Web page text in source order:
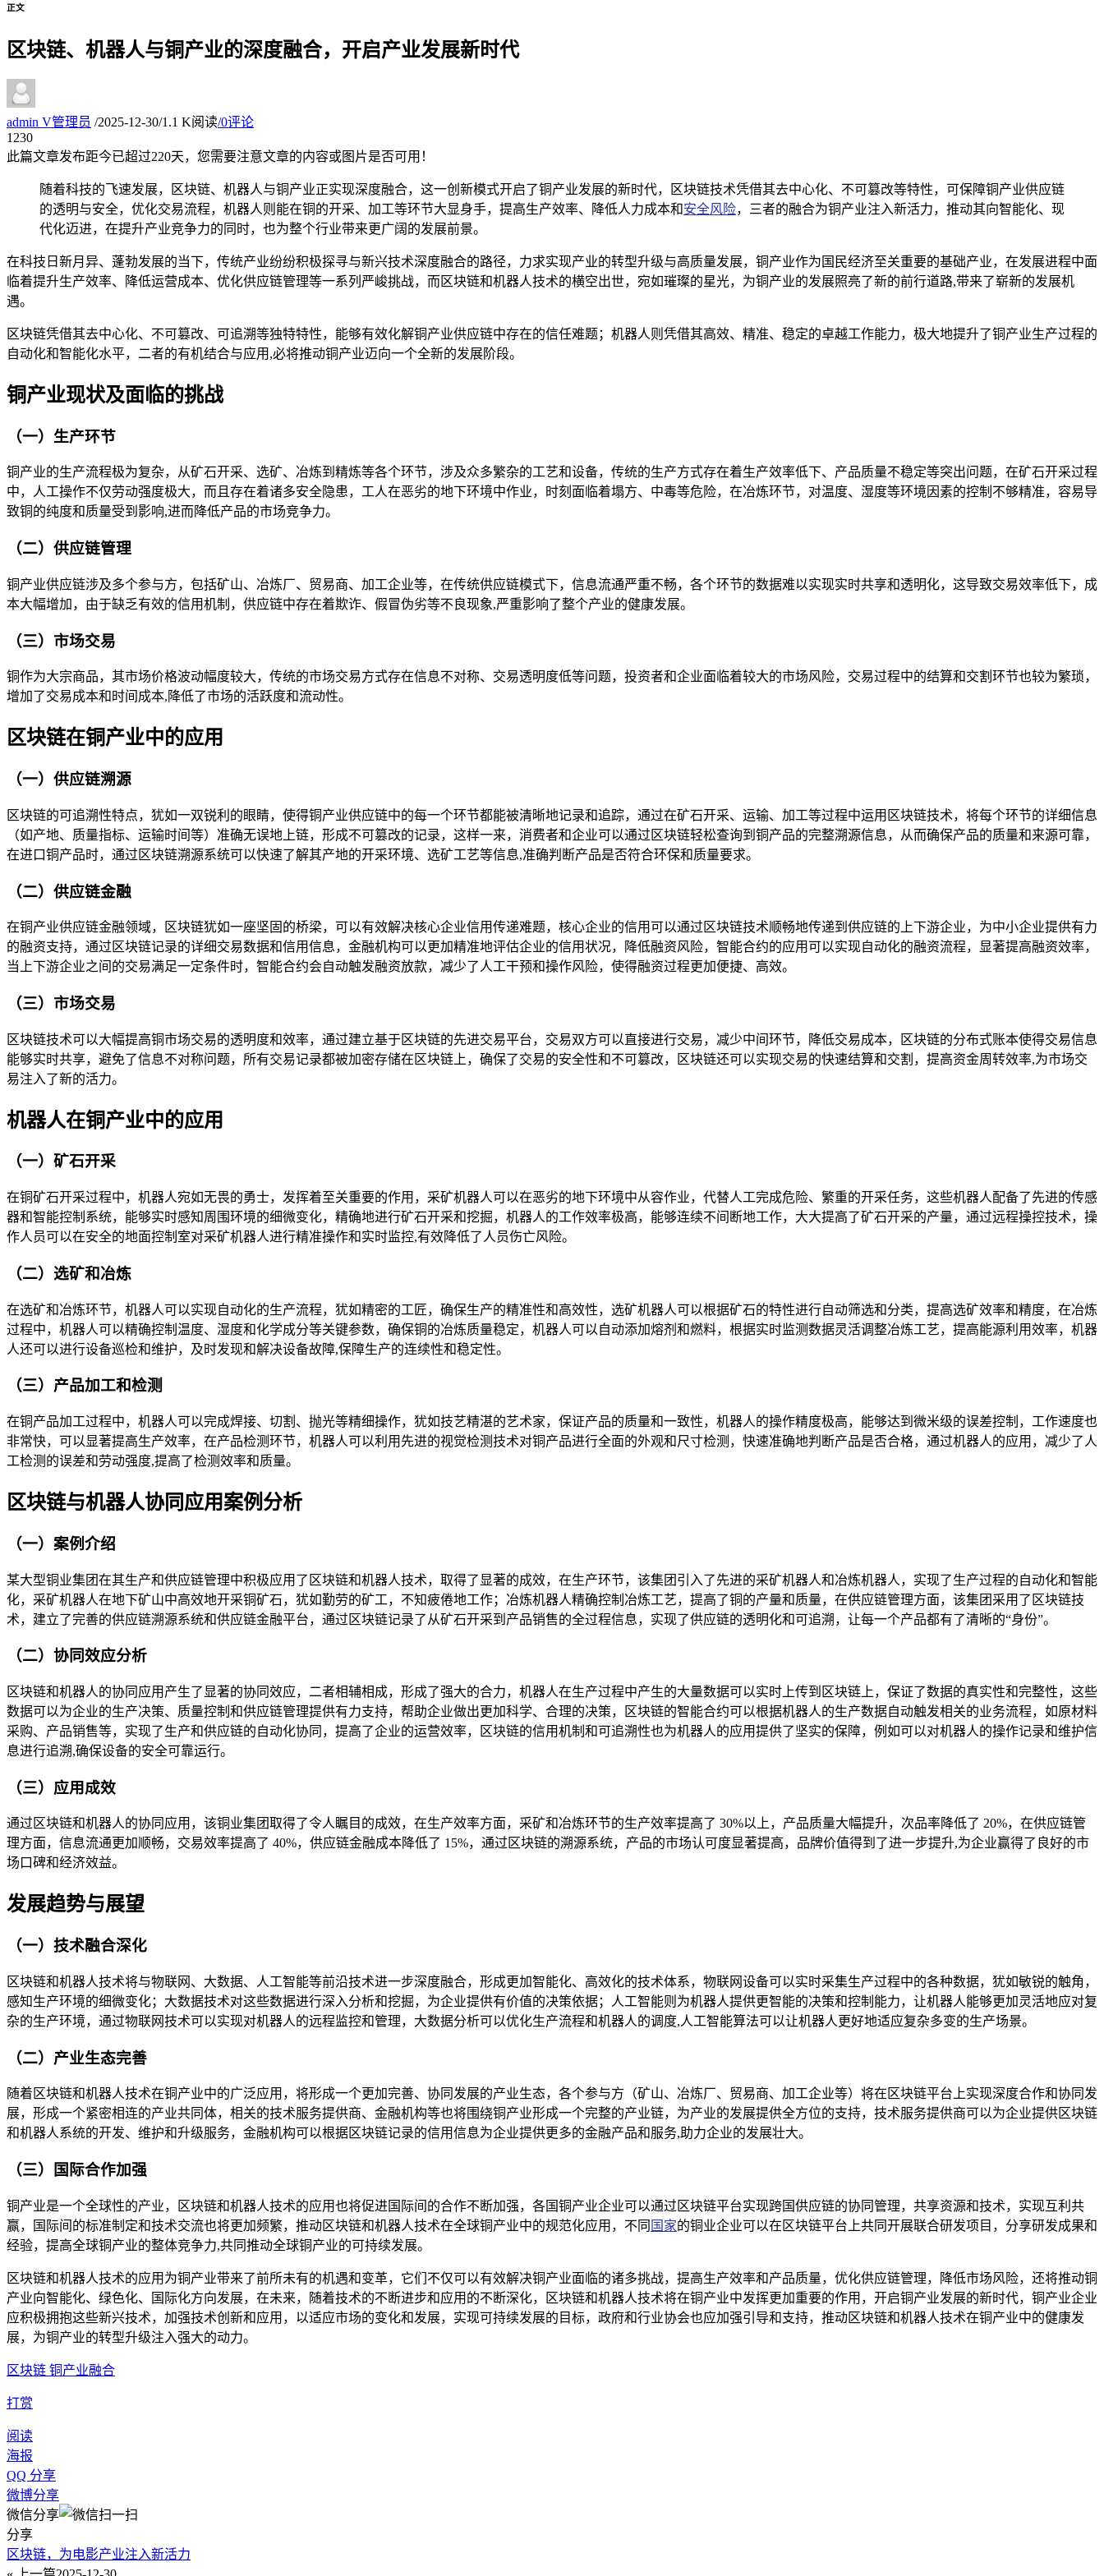
正文
区块链、机器人与铜产业的深度融合，开启产业发展新时代
admin V管理员 /2025-12-30/1.1 K阅读/0评论
1230
此篇文章发布距今已超过220天，您需要注意文章的内容或图片是否可用！
随着科技的飞速发展，区块链、机器人与铜产业正实现深度融合，这一创新模式开启了铜产业发展的新时代，区块链技术凭借其去中心化、不可篡改等特性，可保障铜产业供应链
的透明与安全，优化交易流程，机器人则能在铜的开采、加工等环节大显身手，提高生产效率、降低人力成本和安全风险，三者的融合为铜产业注入新活力，推动其向智能化、现
代化迈进，在提升产业竞争力的同时，也为整个行业带来更广阔的发展前景。
在科技日新月异、蓬勃发展的当下，传统产业纷纷积极探寻与新兴技术深度融合的路径，力求实现产业的转型升级与高质量发展，铜产业作为国民经济至关重要的基础产业，在发展进程中面
临着提升生产效率、降低运营成本、优化供应链管理等一系列严峻挑战，而区块链和机器人技术的横空出世，宛如璀璨的星光，为铜产业的发展照亮了新的前行道路,带来了崭新的发展机
遇。
区块链凭借其去中心化、不可篡改、可追溯等独特特性，能够有效化解铜产业供应链中存在的信任难题；机器人则凭借其高效、精准、稳定的卓越工作能力，极大地提升了铜产业生产过程的
自动化和智能化水平，二者的有机结合与应用,必将推动铜产业迈向一个全新的发展阶段。
铜产业现状及面临的挑战
（一）生产环节
铜产业的生产流程极为复杂，从矿石开采、选矿、冶炼到精炼等各个环节，涉及众多繁杂的工艺和设备，传统的生产方式存在着生产效率低下、产品质量不稳定等突出问题，在矿石开采过程
中，人工操作不仅劳动强度极大，而且存在着诸多安全隐患，工人在恶劣的地下环境中作业，时刻面临着塌方、中毒等危险，在冶炼环节，对温度、湿度等环境因素的控制不够精准，容易导
致铜的纯度和质量受到影响,进而降低产品的市场竞争力。
（二）供应链管理
铜产业供应链涉及多个参与方，包括矿山、冶炼厂、贸易商、加工企业等，在传统供应链模式下，信息流通严重不畅，各个环节的数据难以实现实时共享和透明化，这导致交易效率低下，成
本大幅增加，由于缺乏有效的信用机制，供应链中存在着欺诈、假冒伪劣等不良现象,严重影响了整个产业的健康发展。
（三）市场交易
铜作为大宗商品，其市场价格波动幅度较大，传统的市场交易方式存在信息不对称、交易透明度低等问题，投资者和企业面临着较大的市场风险，交易过程中的结算和交割环节也较为繁琐，
增加了交易成本和时间成本,降低了市场的活跃度和流动性。
区块链在铜产业中的应用
（一）供应链溯源
区块链的可追溯性特点，犹如一双锐利的眼睛，使得铜产业供应链中的每一个环节都能被清晰地记录和追踪，通过在矿石开采、运输、加工等过程中运用区块链技术，将每个环节的详细信息
（如产地、质量指标、运输时间等）准确无误地上链，形成不可篡改的记录，这样一来，消费者和企业可以通过区块链轻松查询到铜产品的完整溯源信息，从而确保产品的质量和来源可靠，
在进口铜产品时，通过区块链溯源系统可以快速了解其产地的开采环境、选矿工艺等信息,准确判断产品是否符合环保和质量要求。
（二）供应链金融
在铜产业供应链金融领域，区块链犹如一座坚固的桥梁，可以有效解决核心企业信用传递难题，核心企业的信用可以通过区块链技术顺畅地传递到供应链的上下游企业，为中小企业提供有力
的融资支持，通过区块链记录的详细交易数据和信用信息，金融机构可以更加精准地评估企业的信用状况，降低融资风险，智能合约的应用可以实现自动化的融资流程，显著提高融资效率，
当上下游企业之间的交易满足一定条件时，智能合约会自动触发融资放款，减少了人工干预和操作风险，使得融资过程更加便捷、高效。
（三）市场交易
区块链技术可以大幅提高铜市场交易的透明度和效率，通过建立基于区块链的先进交易平台，交易双方可以直接进行交易，减少中间环节，降低交易成本，区块链的分布式账本使得交易信息
能够实时共享，避免了信息不对称问题，所有交易记录都被加密存储在区块链上，确保了交易的安全性和不可篡改，区块链还可以实现交易的快速结算和交割，提高资金周转效率,为市场交
易注入了新的活力。
机器人在铜产业中的应用
（一）矿石开采
在铜矿石开采过程中，机器人宛如无畏的勇士，发挥着至关重要的作用，采矿机器人可以在恶劣的地下环境中从容作业，代替人工完成危险、繁重的开采任务，这些机器人配备了先进的传感
器和智能控制系统，能够实时感知周围环境的细微变化，精确地进行矿石开采和挖掘，机器人的工作效率极高，能够连续不间断地工作，大大提高了矿石开采的产量，通过远程操控技术，操
作人员可以在安全的地面控制室对采矿机器人进行精准操作和实时监控,有效降低了人员伤亡风险。
（二）选矿和冶炼
在选矿和冶炼环节，机器人可以实现自动化的生产流程，犹如精密的工匠，确保生产的精准性和高效性，选矿机器人可以根据矿石的特性进行自动筛选和分类，提高选矿效率和精度，在冶炼
过程中，机器人可以精确控制温度、湿度和化学成分等关键参数，确保铜的冶炼质量稳定，机器人可以自动添加熔剂和燃料，根据实时监测数据灵活调整冶炼工艺，提高能源利用效率，机器
人还可以进行设备巡检和维护，及时发现和解决设备故障,保障生产的连续性和稳定性。
（三）产品加工和检测
在铜产品加工过程中，机器人可以完成焊接、切割、抛光等精细操作，犹如技艺精湛的艺术家，保证产品的质量和一致性，机器人的操作精度极高，能够达到微米级的误差控制，工作速度也
非常快，可以显著提高生产效率，在产品检测环节，机器人可以利用先进的视觉检测技术对铜产品进行全面的外观和尺寸检测，快速准确地判断产品是否合格，通过机器人的应用，减少了人
工检测的误差和劳动强度,提高了检测效率和质量。
区块链与机器人协同应用案例分析
（一）案例介绍
某大型铜业集团在其生产和供应链管理中积极应用了区块链和机器人技术，取得了显著的成效，在生产环节，该集团引入了先进的采矿机器人和冶炼机器人，实现了生产过程的自动化和智能
化，采矿机器人在地下矿山中高效地开采铜矿石，犹如勤劳的矿工，不知疲倦地工作；冶炼机器人精确控制冶炼工艺，提高了铜的产量和质量，在供应链管理方面，该集团采用了区块链技
术，建立了完善的供应链溯源系统和供应链金融平台，通过区块链记录了从矿石开采到产品销售的全过程信息，实现了供应链的透明化和可追溯，让每一个产品都有了清晰的“身份”。
（二）协同效应分析
区块链和机器人的协同应用产生了显著的协同效应，二者相辅相成，形成了强大的合力，机器人在生产过程中产生的大量数据可以实时上传到区块链上，保证了数据的真实性和完整性，这些
数据可以为企业的生产决策、质量控制和供应链管理提供有力支持，帮助企业做出更加科学、合理的决策，区块链的智能合约可以根据机器人的生产数据自动触发相关的业务流程，如原材料
采购、产品销售等，实现了生产和供应链的自动化协同，提高了企业的运营效率，区块链的信用机制和可追溯性也为机器人的应用提供了坚实的保障，例如可以对机器人的操作记录和维护信
息进行追溯,确保设备的安全可靠运行。
（三）应用成效
通过区块链和机器人的协同应用，该铜业集团取得了令人瞩目的成效，在生产效率方面，采矿和冶炼环节的生产效率提高了 30%以上，产品质量大幅提升，次品率降低了 20%，在供应链管
理方面，信息流通更加顺畅，交易效率提高了 40%，供应链金融成本降低了 15%，通过区块链的溯源系统，产品的市场认可度显著提高，品牌价值得到了进一步提升,为企业赢得了良好的市
场口碑和经济效益。
发展趋势与展望
（一）技术融合深化
区块链和机器人技术将与物联网、大数据、人工智能等前沿技术进一步深度融合，形成更加智能化、高效化的技术体系，物联网设备可以实时采集生产过程中的各种数据，犹如敏锐的触角，
感知生产环境的细微变化；大数据技术对这些数据进行深入分析和挖掘，为企业提供有价值的决策依据；人工智能则为机器人提供更智能的决策和控制能力，让机器人能够更加灵活地应对复
杂的生产环境，通过物联网技术可以实现对机器人的远程监控和管理，大数据分析可以优化生产流程和机器人的调度,人工智能算法可以让机器人更好地适应复杂多变的生产场景。
（二）产业生态完善
随着区块链和机器人技术在铜产业中的广泛应用，将形成一个更加完善、协同发展的产业生态，各个参与方（矿山、冶炼厂、贸易商、加工企业等）将在区块链平台上实现深度合作和协同发
展，形成一个紧密相连的产业共同体，相关的技术服务提供商、金融机构等也将围绕铜产业形成一个完整的产业链，为产业的发展提供全方位的支持，技术服务提供商可以为企业提供区块链
和机器人系统的开发、维护和升级服务，金融机构可以根据区块链记录的信用信息为企业提供更多的金融产品和服务,助力企业的发展壮大。
（三）国际合作加强
铜产业是一个全球性的产业，区块链和机器人技术的应用也将促进国际间的合作不断加强，各国铜产业企业可以通过区块链平台实现跨国供应链的协同管理，共享资源和技术，实现互利共
赢，国际间的标准制定和技术交流也将更加频繁，推动区块链和机器人技术在全球铜产业中的规范化应用，不同 国家的铜业企业可以在区块链平台上共同开展联合研发项目，分享研发成果和
经验，提高全球铜产业的整体竞争力,共同推动全球铜产业的可持续发展。
区块链和机器人技术的应用为铜产业带来了前所未有的机遇和变革，它们不仅可以有效解决铜产业面临的诸多挑战，提高生产效率和产品质量，优化供应链管理，降低市场风险，还将推动铜
产业向智能化、绿色化、国际化方向发展，在未来，随着技术的不断进步和应用的不断深化，区块链和机器人技术将在铜产业中发挥更加重要的作用，开启铜产业发展的新时代，铜产业企业
应积极拥抱这些新兴技术，加强技术创新和应用，以适应市场的变化和发展，实现可持续发展的目标，政府和行业协会也应加强引导和支持，推动区块链和机器人技术在铜产业中的健康发
展，为铜产业的转型升级注入强大的动力。
区块链 铜产业融合
打赏
阅读
海报
QQ 分享
微博分享
微信分享
分享
区块链，为电影产业注入新活力